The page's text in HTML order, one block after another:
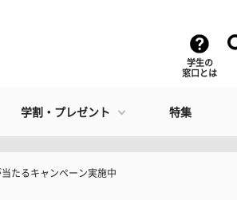
学生の
窓口とは
学割・プレゼント 特集
たるキャンペーン実施中